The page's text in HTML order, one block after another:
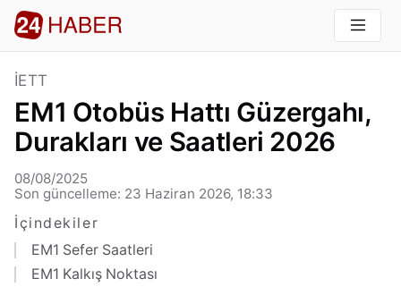
İETT
EM1 Otobüs Hattı Güzergahı,
Durakları ve Saatleri 2026
08/08/2025
Son güncelleme: 23 Haziran 2026, 18:33
İçindekiler
EM1 Sefer Saatleri
EM1 Kalkış Noktası